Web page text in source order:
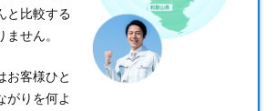
と比較する
せん。
お客様ひと
がりを何よ